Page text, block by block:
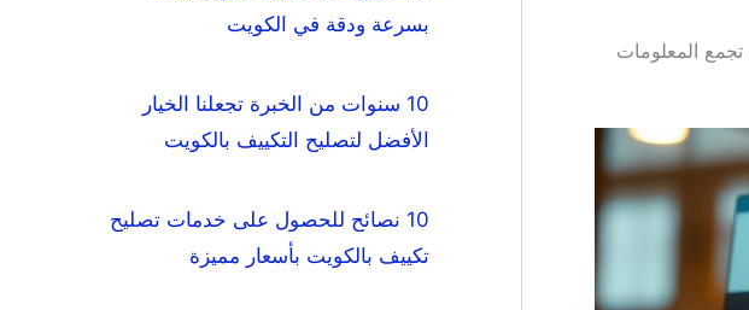
تجمع المعلومات
بسرعة ودقة في الكويت
10 سنوات من الخبرة تجعلنا الخيار
الأفضل لتصليح التكييف بالكويت
10 نصائح للحصول على خدمات تصليح
تكييف بالكويت بأسعار مميزة